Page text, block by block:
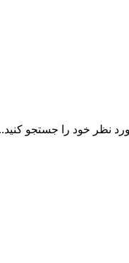
نظر خود را جستجو